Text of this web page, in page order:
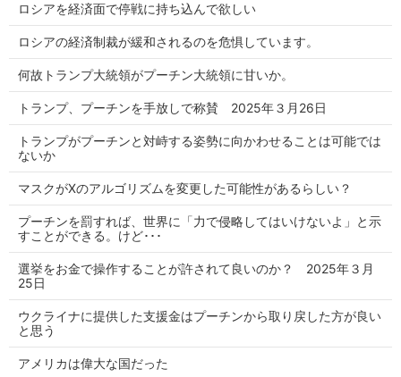
ロシアを経済面で停戦に持ち込んで欲しい
ロシアの経済制裁が緩和されるのを危惧しています。
何故トランプ大統領がプーチン大統領に甘いか。
トランプ、プーチンを手放しで称賛 2025年３月26日
トランプがプーチンと対峙する姿勢に向かわせることは可能では
ないか
マスクがXのアルゴリズムを変更した可能性があるらしい？
プーチンを罰すれば、世界に「力で侵略してはいけないよ」と示
すことができる。けど･･･
選挙をお金で操作することが許されて良いのか？ 2025年３月
25日
ウクライナに提供した支援金はプーチンから取り戻した方が良い
と思う
アメリカは偉大な国だった